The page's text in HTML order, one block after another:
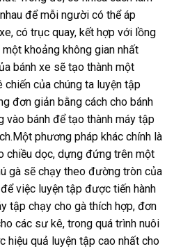
để mỗi người có thể áp
có trục quay, kết hợp với lồng
khoảng không gian nhất
bánh xe sẽ tạo thành một
của chúng ta luyện tập
đơn giản bằng cách cho bánh
vào bánh để tạo thành máy tập
phương pháp khác chính là
chiều dọc, dựng đứng trên một
gà sẽ chạy theo đường tròn của
việc luyện tập được tiến hành
tập chạy cho gà thích hợp, đơn
các sư kê, trong quá trình nuôi
hiệu quả luyện tập cao nhất cho